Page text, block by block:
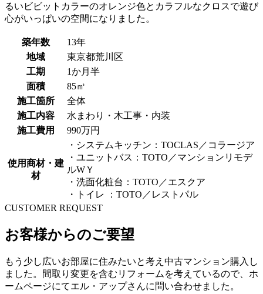
るいビビットカラーのオレンジ色とカラフルなクロスで遊び
心がいっぱいの空間になりました。
築年数
13年
地域
東京都荒川区
工期
1か月半
面積
85㎡
施工箇所
全体
施工内容
水まわり・木工事・内装
施工費用
990万円
使用商材・建
材
・システムキッチン：TOCLAS／コラージア
・ユニットバス：TOTO／マンションリモデ
ルWＹ
・洗面化粧台：TOTO／エスクア
・トイレ ：TOTO／レストパル
CUSTOMER REQUEST
お客様からのご要望
もう少し広いお部屋に住みたいと考え中古マンション購入し
ました。間取り変更を含むリフォームを考えているので、ホ
ームページにてエル・アップさんに問い合わせました。